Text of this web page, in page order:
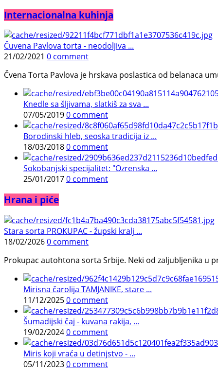
Internacionalna kuhinja
Čuvena Pavlova torta - neodoljiva ...
21/02/2021 0 comment
Čvena Torta Pavlova je hrskava poslastica od belanaca
Knedle sa šljivama, slatkiš za sva ...
07/05/20190 comment
Borodinski hleb, seoska tradicija iz ...
18/03/20180 comment
Sokobanjski specijalitet: "Ozrenska ...
25/01/20170 comment
Hrana i piće
Stara sorta PROKUPAC - župski kralj ...
18/02/20260 comment
Prokupac autohtona sorta Srbije. Neki od zaljubljenika u
Mirisna čarolija TAMJANIKE, stare ...
11/12/20250 comment
Šumadijski čaj - kuvana rakija, ...
19/02/20240 comment
Miris koji vraća u detinjstvo - ...
05/11/20230 comment